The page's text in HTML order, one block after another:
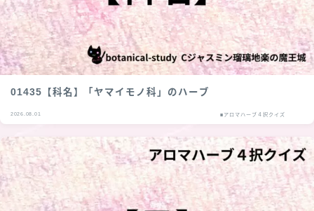
01435【科名】「ヤマイモノ科」のハーブ
2026.08.01 ■アロマハーブ４択クイズ